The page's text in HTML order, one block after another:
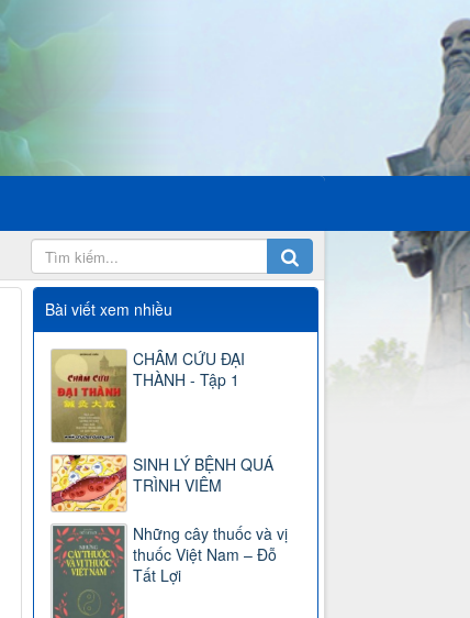
Bài viết xem nhiều
CHÂM CỨU ĐẠI
THÀNH - Tập 1
SINH LÝ BỆNH QUÁ
TRÌNH VIÊM
Những cây thuốc và vị
thuốc Việt Nam – Đỗ
Tất Lợi